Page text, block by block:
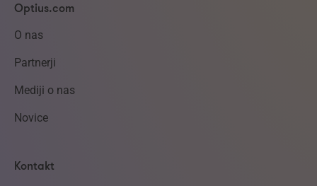
Optius.com
O nas
Partnerji
Mediji o nas
Novice
Kontakt